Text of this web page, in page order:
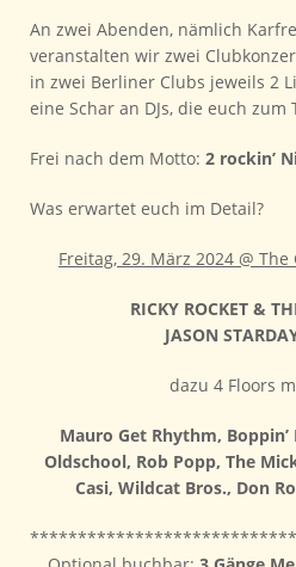
An zwei Abenden, nämlich
veranstalten wir zwei
in zwei Berliner Clubs jeweils 2
eine Schar an DJs, die euch
Frei nach dem Motto: 2 rockin’
Was erwartet euch im Detail?
Freitag, 29. März 2024 @
RICKY ROCKET &
JASON
dazu 4 Floors
Mauro Get Rhythm,
Oldschool, Rob Popp, The
Casi, Wildcat Bros., Don